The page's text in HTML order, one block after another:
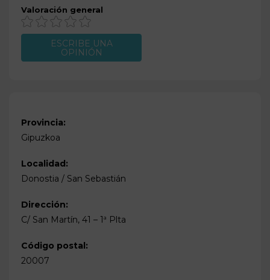
Valoración general
ESCRIBE UNA
OPINIÓN
Provincia:
Gipuzkoa
Localidad:
Donostia / San Sebastián
Dirección:
C/ San Martín, 41 – 1ª Plta
Código postal:
20007